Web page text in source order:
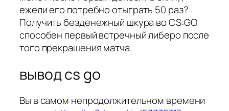
ежели его потребно отыграть 50 раз?
Получить безденежный шкура во CS:GO
способен первый встречный либеро после
того прекращения матча.
вывод cs go
Вы в самом непродолжительном времени